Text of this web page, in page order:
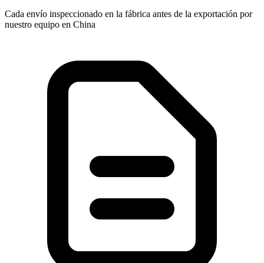
Cada envío inspeccionado en la fábrica antes de la exportación por
nuestro equipo en China